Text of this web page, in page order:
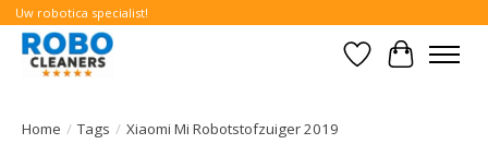
Uw robotica specialist!
Verlanglijst
Home / Tags / Xiaomi Mi Robotstofzuiger 2019